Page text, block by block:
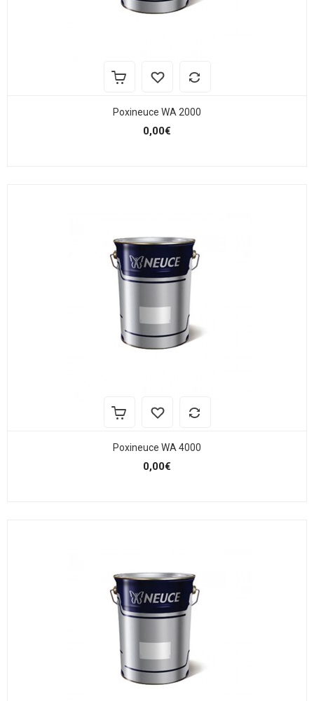
Poxineuce WA 2000
0,00€
Poxineuce WA 4000
0,00€